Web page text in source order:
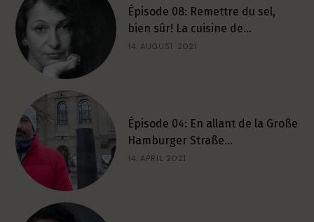
Épisode 08: Remettre du sel,
bien sûr! La cuisine de…
14. AUGUST 2021
Épisode 04: En allant de la Große
Hamburger Straße…
14. APRIL 2021